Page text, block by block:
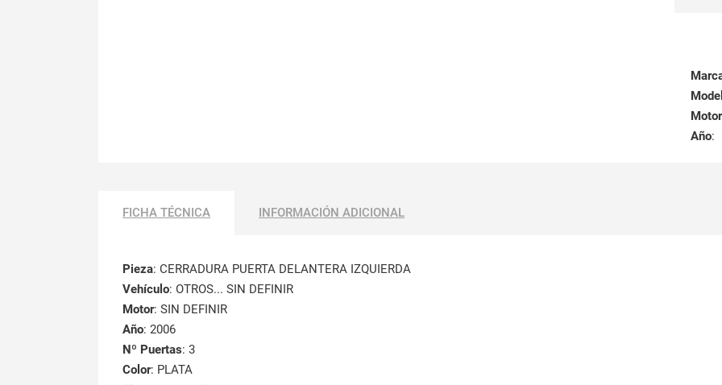
Motor
Año:
FICHA TÉCNICA INFORMACIÓN ADICIONAL
Pieza: CERRADURA PUERTA DELANTERA IZQUIERDA
Vehículo: OTROS... SIN DEFINIR
Motor: SIN DEFINIR
Año: 2006
Nº Puertas: 3
Color: PLATA